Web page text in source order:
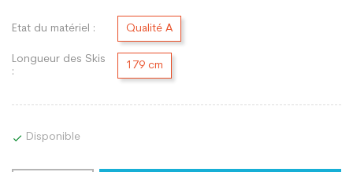
Etat du matériel : Qualité A
Longueur des Skis
:
179 cm
 Disponible